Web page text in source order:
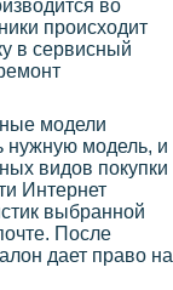
во
происходит
в сервисный
модели
нужную модель, и
видов покупки
Интернет
выбранной
После
дает право на